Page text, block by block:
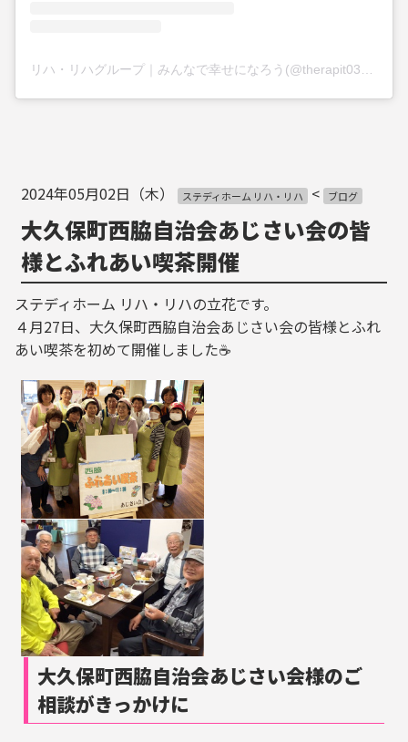
2024年05月02日（木） ステディホーム リハ・リハ < ブログ
大久保町西脇自治会あじさい会の皆
様とふれあい喫茶開催
ステディホーム リハ・リハの立花です。
４月27日、大久保町西脇自治会あじさい会の皆様とふれ
あい喫茶を初めて開催しました☕
大久保町西脇自治会あじさい会様のご
相談がきっかけに